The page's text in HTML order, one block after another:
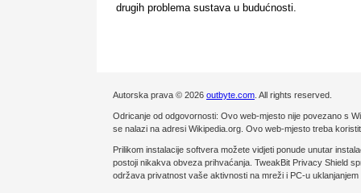
drugih problema sustava u budućnosti.
Autorska prava © 2026 outbyte.com . All rights reserved.
Odricanje od odgovornosti: Ovo web-mjesto nije povezano s
se nalazi na adresi Wikipedia.org. Ovo web-mjesto treba
Prilikom instalacije softvera možete vidjeti ponude unutar
postoji nikakva obveza prihvaćanja. TweakBit Privacy Shield
održava privatnost vaše aktivnosti na mreži i PC-u